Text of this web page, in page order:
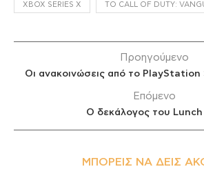
XBOX SERIES X ΤΟ CALL OF DUTY:
Προηγούμενο
Οι ανακοινώσεις από το
Επόμενο
O δεκάλογος του
ΜΠΟΡΕΊΣ ΝΑ ΔΕΙΣ